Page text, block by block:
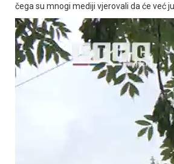
čega su mnogi mediji vjerovali da će već